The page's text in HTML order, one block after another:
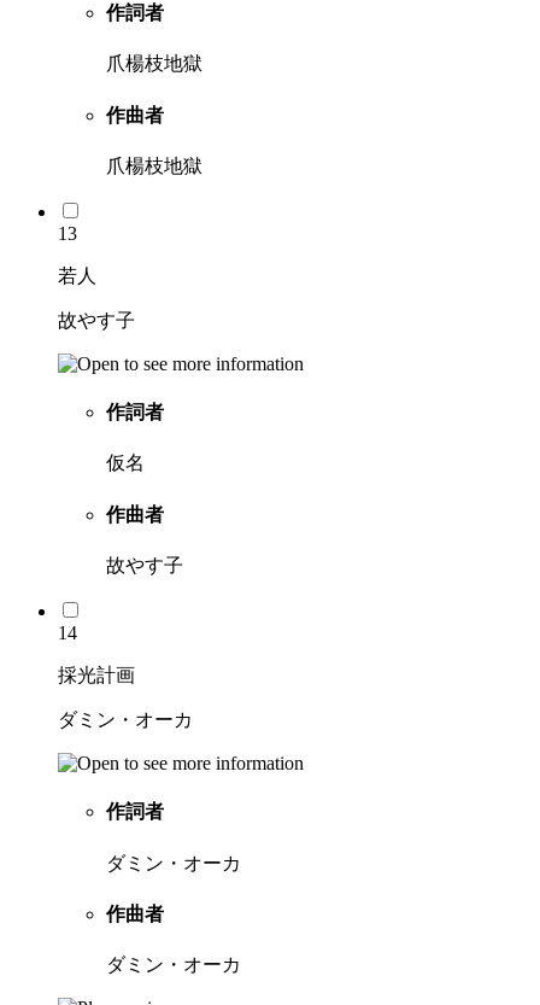
作詞者
爪楊枝地獄
作曲者
爪楊枝地獄
13
若人
故やす子
作詞者
仮名
作曲者
故やす子
14
採光計画
ダミン・オーカ
作詞者
ダミン・オーカ
作曲者
ダミン・オーカ